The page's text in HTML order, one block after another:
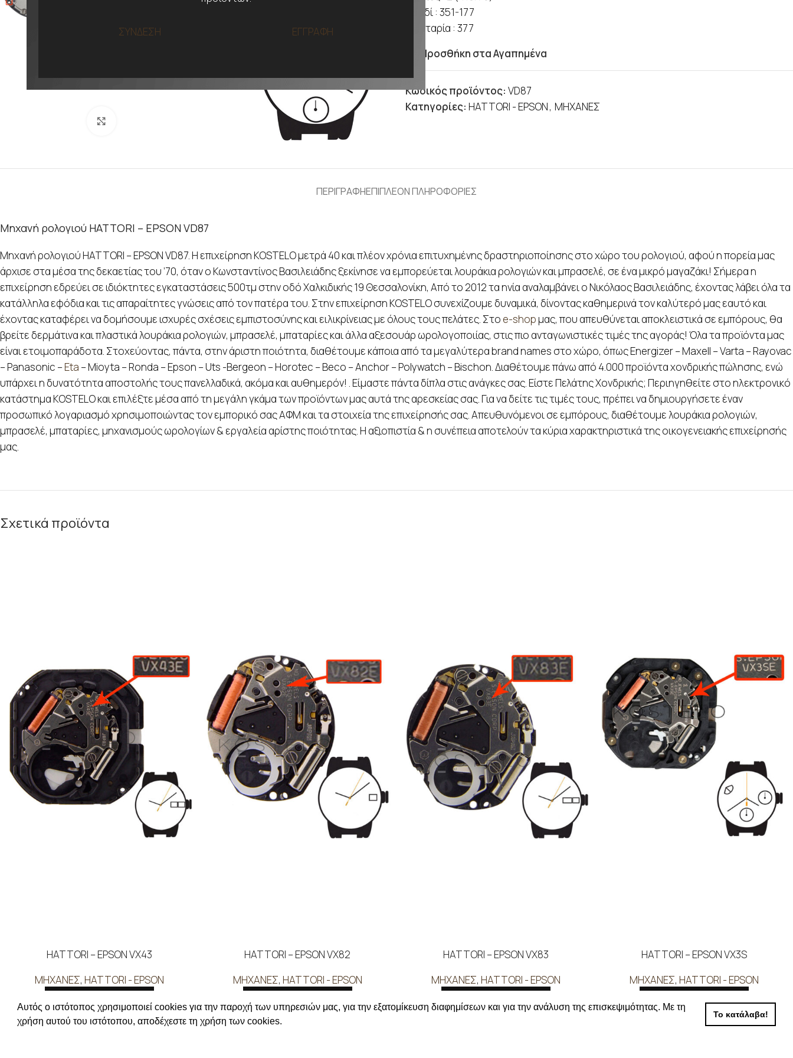
ΣΥΝΔΕΣΗ ΕΓΓΡΑΦΗ
Αυτός ο ιστότοπος χρησιμοποιεί cookies για την παροχή των υπηρεσιών μας, για την εξατομίκευση διαφημίσεων και για την ανάλυση της επισκεψιμότητας. Με τη
χρήση αυτού του ιστότοπου, αποδέχεστε τη χρήση των cookies.
Το κατάλαβα!
Κλειδί : 351-177
Μπαταρία : 377
Προσθήκη στα Αγαπημένα
Κωδικός προϊόντος: VD87
Κατηγορίες: HATTORI - EPSON, ΜΗΧΑΝΕΣ
ΠΕΡΙΓΡΑΦΗΕΠΙΠΛΕΟΝ ΠΛΗΡΟΦΟΡΙΕΣ
Μηχανή ρολογιού HATTORI – EPSON VD87
Μηχανή ρολογιού HATTORI – EPSON VD87. Η επιχείρηση KOSTELO μετρά 40 και πλέον χρόνια επιτυχημένης δραστηριοποίησης στο χώρο του ρολογιού, αφού η πορεία μας
άρχισε στα μέσα της δεκαετίας του ’70, όταν ο Κωνσταντίνος Βασιλειάδης ξεκίνησε να εμπορεύεται λουράκια ρολογιών και μπρασελέ, σε ένα μικρό μαγαζάκι! Σήμερα η
επιχείρηση εδρεύει σε ιδιόκτητες εγκαταστάσεις 500τμ στην οδό Χαλκιδικής 19 Θεσσαλονίκη, Από το 2012 τα ηνία αναλαμβάνει ο Νικόλαος Βασιλειάδης, έχοντας λάβει όλα τα
κατάλληλα εφόδια και τις απαραίτητες γνώσεις από τον πατέρα του. Στην επιχείρηση KOSTELO συνεχίζουμε δυναμικά, δίνοντας καθημερινά τον καλύτερό μας εαυτό και
έχοντας καταφέρει να δομήσουμε ισχυρές σχέσεις εμπιστοσύνης και ειλικρίνειας με όλους τους πελάτες. Στο e-shopμας, που απευθύνεται αποκλειστικά σε εμπόρους, θα
βρείτε δερμάτινα και πλαστικά λουράκια ρολογιών, μπρασελέ, μπαταρίες και άλλα αξεσουάρ ωρολογοποιίας, στις πιο ανταγωνιστικές τιμές της αγοράς! Όλα τα προϊόντα μας
είναι ετοιμοπαράδοτα. Στοχεύοντας, πάντα, στην άριστη ποιότητα, διαθέτουμε κάποια από τα μεγαλύτερα brand names στο χώρο, όπως Energizer – Maxell – Varta – Rayovac
– Panasonic –Eta – Mioyta – Ronda – Epson – Uts -Bergeon – Horotec – Beco – Anchor – Polywatch – Bischon. Διαθέτουμε πάνω από 4.000 προϊόντα χονδρικής πώλησης, ενώ
υπάρχει η δυνατότητα αποστολής τους πανελλαδικά, ακόμα και αυθημερόν! . Είμαστε πάντα δίπλα στις ανάγκες σας. Είστε Πελάτης Χονδρικής; Περιηγηθείτε στο ηλεκτρονικό
κατάστημα KOSTELO και επιλέξτε μέσα από τη μεγάλη γκάμα των προϊόντων μας αυτά της αρεσκείας σας. Για να δείτε τις τιμές τους, πρέπει να δημιουργήσετε έναν
προσωπικό λογαριασμό χρησιμοποιώντας τον εμπορικό σας ΑΦΜ και τα στοιχεία της επιχείρησής σας. Απευθυνόμενοι σε εμπόρους, διαθέτουμε λουράκια ρολογιών,
μπρασελέ, μπαταρίες, μηχανισμούς ωρολογίων & εργαλεία αρίστης ποιότητας. Η αξιοπιστία & η συνέπεια αποτελούν τα κύρια χαρακτηριστικά της οικογενειακής επιχείρησής
μας.
Σχετικά προϊόντα
HATTORI – EPSON VX43
ΜΗΧΑΝΕΣ, HATTORI - EPSON
Συνδεθείτε για να δείτε τις τιμές
HATTORI – EPSON VX82
ΜΗΧΑΝΕΣ, HATTORI - EPSON
Συνδεθείτε για να δείτε τις τιμές
HATTORI – EPSON VX83
ΜΗΧΑΝΕΣ, HATTORI - EPSON
HATTORI – EPSON VX3S
ΜΗΧΑΝΕΣ, HATTORI - EPSON
Συνδεθείτε για να δείτε τις τιμές